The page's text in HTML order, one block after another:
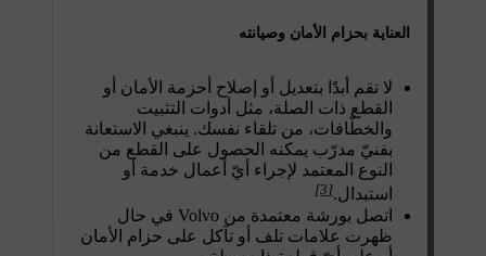
العناية بحزام الأمان وصيانته
لا تقم أبدًا بتعديل أو إصلاح أحزمة الأمان أو
القطع ذات الصلة، مثل أدوات التثبيت
والخطّافات، من تلقاء نفسك. ينبغي الاستعانة
بفنيّ مدرّب يمكنه الحصول على القطع من
النوع المعتمد لإجراء أيّ أعمال خدمة أو
استبدال.[3]
اتصل بورشة معتمدة من Volvo في حال
ظهرت علامات تلف أو تآكل على حزام الأمان